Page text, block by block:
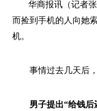
华商报讯（记者张
而捡到手机的人向她
机。
事情过去几天后，
男子提出“给钱